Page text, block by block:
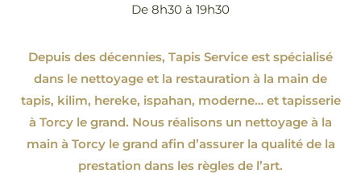
De 8h30 à 19h30
Depuis des décennies, Tapis Service est spécialisé
dans le nettoyage et la restauration à la main de
tapis, kilim, hereke, ispahan, moderne…et tapisserie
à Torcy le grand. Nous réalisons un nettoyage à la
main à Torcy le grand afin d’assurer la qualité de la
prestation dans les règles de l’art.